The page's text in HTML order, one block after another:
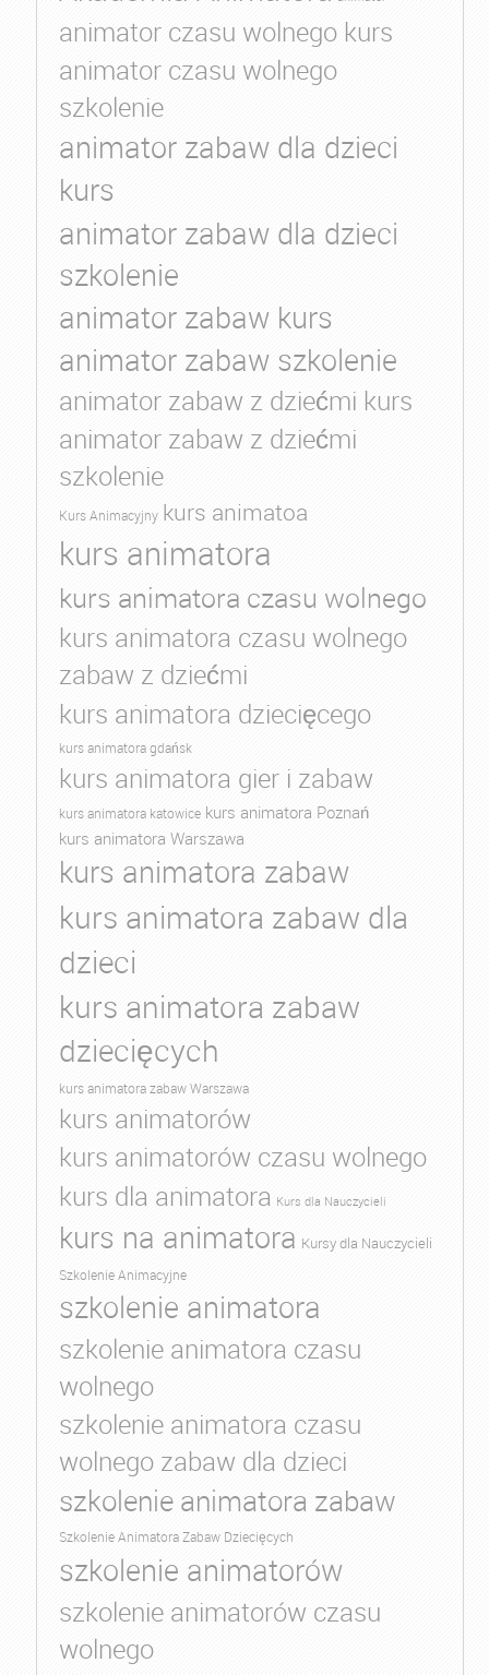
animator czasu wolnego kurs
animator czasu wolnego
szkolenie
animator zabaw dla dzieci
kurs
animator zabaw dla dzieci
szkolenie
animator zabaw kurs
animator zabaw szkolenie
animator zabaw z dziećmi kurs
animator zabaw z dziećmi
szkolenie
Kurs Animacyjny kurs animatoa
kurs animatora
kurs animatora czasu wolnego
kurs animatora czasu wolnego
zabaw z dziećmi
kurs animatora dziecięcego
kurs animatora gdańsk
kurs animatora gier i zabaw
kurs animatora katowice kurs animatora Poznań
kurs animatora Warszawa
kurs animatora zabaw
kurs animatora zabaw dla
dzieci
kurs animatora zabaw
dziecięcych
kurs animatora zabaw Warszawa
kurs animatorów
kurs animatorów czasu wolnego
kurs dla animatora Kurs dla Nauczycieli
kurs na animatora Kursy dla Nauczycieli
Szkolenie Animacyjne
szkolenie animatora
szkolenie animatora czasu
wolnego
szkolenie animatora czasu
wolnego zabaw dla dzieci
szkolenie animatora zabaw
Szkolenie Animatora Zabaw Dziecięcych
szkolenie animatorów
szkolenie animatorów czasu
wolnego